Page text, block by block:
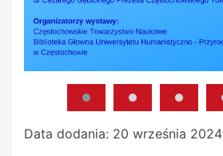
Data dodania: 20 września 2024